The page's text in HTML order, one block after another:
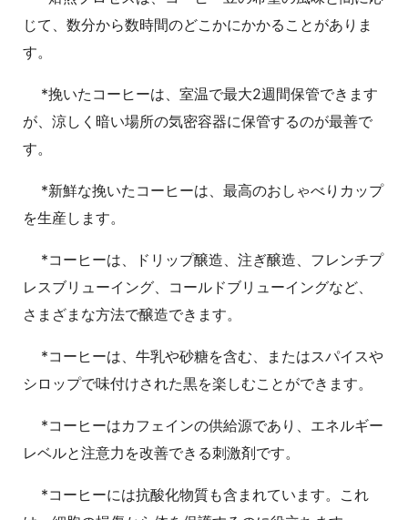
じて、数分から数時間のどこかにかかることがありま
す。
*挽いたコーヒーは、室温で最大2週間保管できます
が、涼しく暗い場所の気密容器に保管するのが最善で
す。
*新鮮な挽いたコーヒーは、最高のおしゃべりカップ
を生産します。
*コーヒーは、ドリップ醸造、注ぎ醸造、フレンチプ
レスブリューイング、コールドブリューイングなど、
さまざまな方法で醸造できます。
*コーヒーは、牛乳や砂糖を含む、またはスパイスや
シロップで味付けされた黒を楽しむことができます。
*コーヒーはカフェインの供給源であり、エネルギー
レベルと注意力を改善できる刺激剤です。
*コーヒーには抗酸化物質も含まれています。これ